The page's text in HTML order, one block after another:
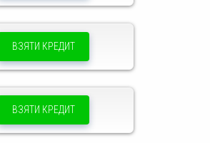
ВЗЯТИ КРЕДИТ
ВЗЯТИ КРЕДИТ